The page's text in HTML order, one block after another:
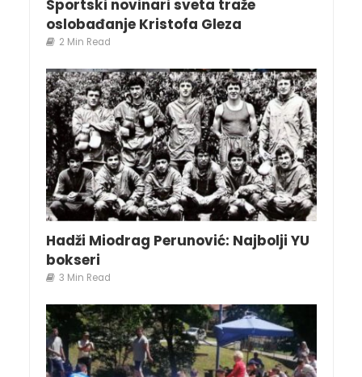
Sportski novinari sveta traže
oslobađanje Kristofa Gleza
2 Min Read
Hadži Miodrag Perunović: Najbolji YU
bokseri
3 Min Read